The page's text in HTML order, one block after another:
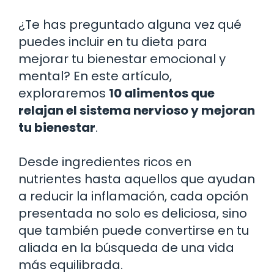
¿Te has preguntado alguna vez qué
puedes incluir en tu dieta para
mejorar tu bienestar emocional y
mental? En este artículo,
exploraremos 10 alimentos que
relajan el sistema nervioso y mejoran
tu bienestar.
Desde ingredientes ricos en
nutrientes hasta aquellos que ayudan
a reducir la inflamación, cada opción
presentada no solo es deliciosa, sino
que también puede convertirse en tu
aliada en la búsqueda de una vida
más equilibrada.